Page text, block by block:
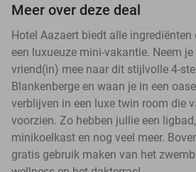
Meer over deze deal
Hotel Aazaert biedt alle
een luxueuze mini-vakantie. Neem
vriend(in) mee naar dit stijlvolle 4-
Blankenberge en waan je in een
verblijven in een luxe twin room die
voorzien. Zo hebben jullie een
minikoelkast en nog veel meer.
gratis gebruik maken van het